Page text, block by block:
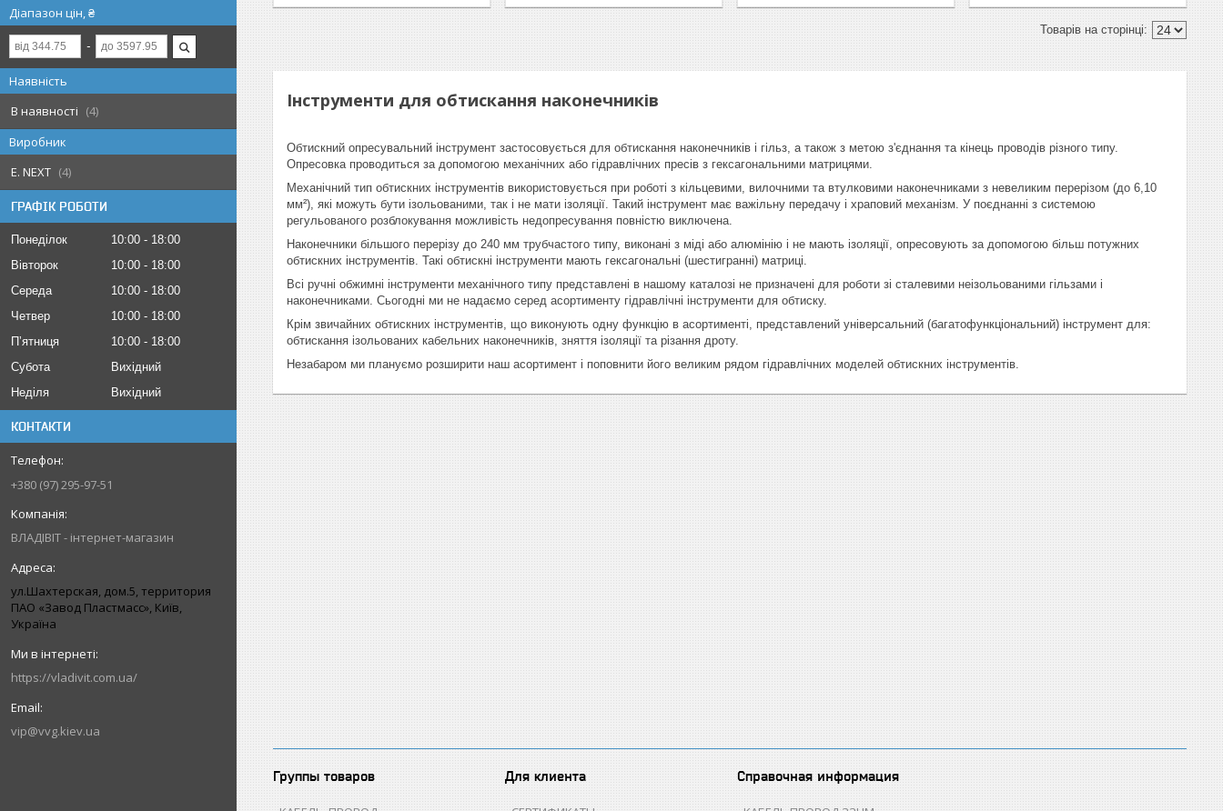
Діапазон цін, ₴
Наявність
В наявності
4
Виробник
E. NEXT
4
ГРАФІК РОБОТИ
Понеділок 10:00
18:00
Вівторок
10:00
18:00
Середа
10:00
18:00
Четвер
10:00
18:00
Пʼятниця
10:00
18:00
Субота
Вихідний
Неділя
Вихідний
КОНТАКТИ
+380 (97) 295-97-51
ВЛАДІВІТ - інтернет-магазин
ул.Шахтерская, дом.5, территория
ПАО «Завод Пластмасс», Київ,
Україна
https://vladivit.com.ua/
vip@vvg.kiev.ua
Інструменти для обтискання наконечників
Обтискний опресувальний інструмент застосовується для обтискання наконечників і гільз, а також з метою з'єднання та кінець проводів різного типу.
Опресовка проводиться за допомогою механічних або гідравлічних пресів з гексагональними матрицями.
Механічний тип обтискних інструментів використовується при роботі з кільцевими, вилочними та втулковими наконечниками з невеликим перерізом (до 6,10
мм²), які можуть бути ізольованими, так і не мати ізоляції. Такий інструмент має важільну передачу і храповий механізм. У поєднанні з системою
регульованого розблокування можливість недопресування повністю виключена.
Наконечники більшого перерізу до 240 мм трубчастого типу, виконані з міді або алюмінію і не мають ізоляції, опресовують за допомогою більш потужних
обтискних інструментів. Такі обтискні інструменти мають гексагональні (шестигранні) матриці.
Всі ручні обжимні інструменти механічного типу представлені в нашому каталозі не призначені для роботи зі сталевими неізольованими гільзами і
наконечниками. Сьогодні ми не надаємо серед асортименту гідравлічні інструменти для обтиску.
Крім звичайних обтискних інструментів, що виконують одну функцію в асортименті, представлений універсальний (багатофункціональний) інструмент для:
обтискання ізольованих кабельних наконечників, зняття ізоляції та різання дроту.
Незабаром ми плануємо розширити наш асортимент і поповнити його великим рядом гідравлічних моделей обтискних інструментів.
Группы товаров Для клиента Справочная информация